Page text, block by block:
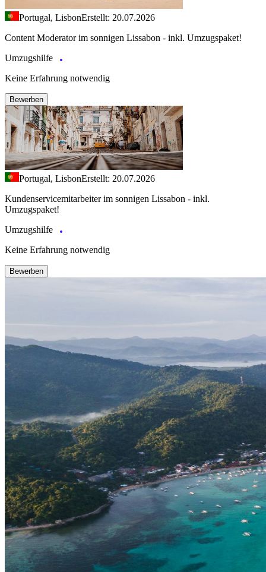
Portugal, LisbonErstellt: 20.07.2026
Content Moderator im sonnigen Lissabon - inkl. Umzugspaket!
Umzugshilfe
Keine Erfahrung notwendig
Bewerben
Portugal, LisbonErstellt: 20.07.2026
Kundenservicemitarbeiter im sonnigen Lissabon - inkl.
Umzugspaket!
Umzugshilfe
Keine Erfahrung notwendig
Bewerben